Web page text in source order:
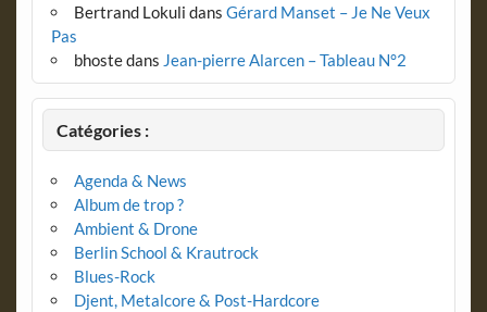
Bertrand Lokuli dans Gérard Manset – Je Ne Veux
Pas
bhostedans Jean-pierre Alarcen – Tableau N°2
Catégories :
Agenda & News
Album de trop ?
Ambient & Drone
Berlin School & Krautrock
Blues-Rock
Djent, Metalcore & Post-Hardcore